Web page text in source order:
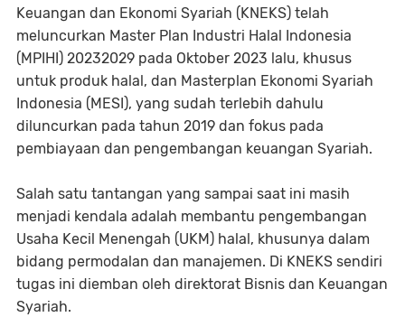
Keuangan dan Ekonomi Syariah (KNEKS) telah
meluncurkan Master Plan Industri Halal Indonesia
(MPIHI) 20232029 pada Oktober 2023 lalu, khusus
untuk produk halal, dan Masterplan Ekonomi Syariah
Indonesia (MESI), yang sudah terlebih dahulu
diluncurkan pada tahun 2019 dan fokus pada
pembiayaan dan pengembangan keuangan Syariah.
Salah satu tantangan yang sampai saat ini masih
menjadi kendala adalah membantu pengembangan
Usaha Kecil Menengah (UKM) halal, khusunya dalam
bidang permodalan dan manajemen. Di KNEKS sendiri
tugas ini diemban oleh direktorat Bisnis dan Keuangan
Syariah.